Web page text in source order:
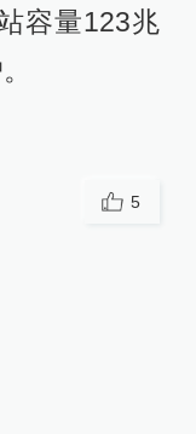
容量123兆
5